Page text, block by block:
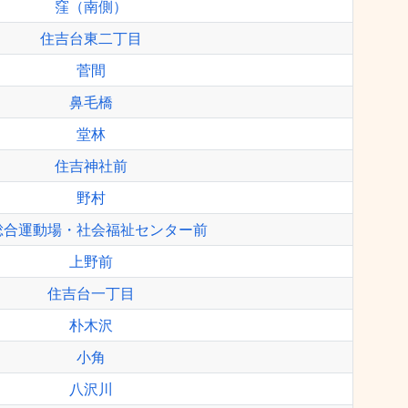
窪（南側）
住吉台東二丁目
菅間
鼻毛橋
堂林
住吉神社前
野村
合運動場・社会福祉センター前
上野前
住吉台一丁目
朴木沢
小角
八沢川